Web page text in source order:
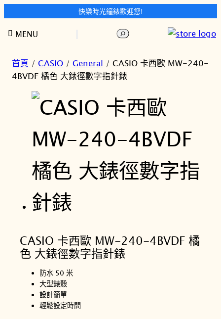
快樂時光鐘錶歡迎您!
至
搜
MENU
首頁 / CASIO / General / CASIO 卡西歐 MW-240-
4BVDF 橘色 大錶徑數字指針錶
CASIO 卡西歐 MW-240-4BVDF 橘
色 大錶徑數字指針錶
防水 50 米
大型錶殼
設計簡單
輕鬆設定時間